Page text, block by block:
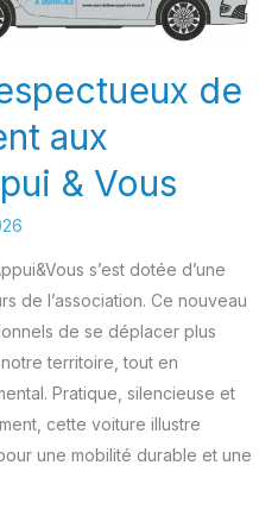
de
aux
& Vous
s’est dotée d’une
de l’association. Ce nouveau
de se déplacer plus
territoire, tout en
Pratique, silencieuse et
cette voiture illustre
une mobilité durable et une